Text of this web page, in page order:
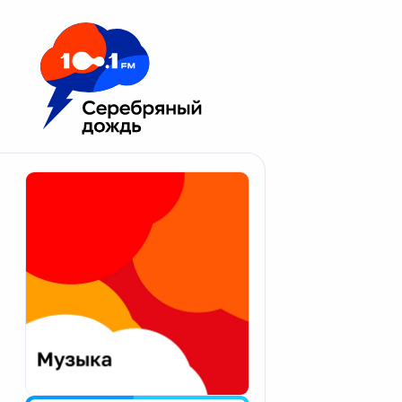
Москва 100.1 FM
Апатиты
Екатеринбург
Калининград
Калуга